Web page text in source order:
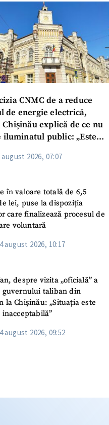
CNMC de a reduce
de energie electrică,
explică de ce nu
iluminatul public: „Este
august 2026, 07:07
în valoare totală de 6,5
lei, puse la dispoziția
care finalizează procesul de
voluntară
4 august 2026, 10:17
despre vizita „oficială” a
guvernului taliban din
la Chișinău: „Situația este
4 august 2026, 09:52